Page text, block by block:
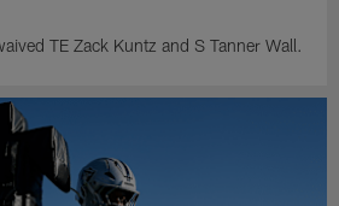
TE Zack Kuntz and S Tanner Wall.